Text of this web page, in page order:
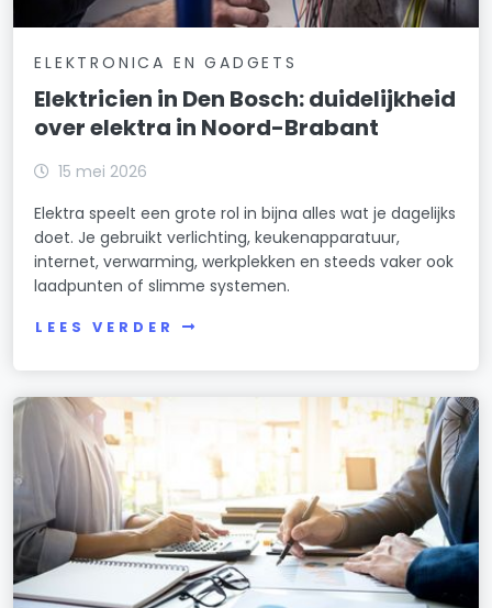
ELEKTRONICA EN GADGETS
Elektricien in Den Bosch: duidelijkheid
over elektra in Noord-Brabant
15 mei 2026
Elektra speelt een grote rol in bijna alles wat je dagelijks
doet. Je gebruikt verlichting, keukenapparatuur,
internet, verwarming, werkplekken en steeds vaker ook
laadpunten of slimme systemen.
LEES VERDER